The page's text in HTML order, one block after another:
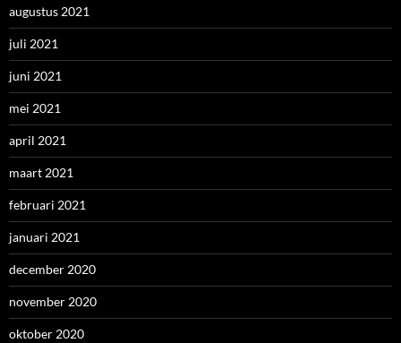
augustus 2021
juli 2021
juni 2021
mei 2021
april 2021
maart 2021
februari 2021
januari 2021
december 2020
november 2020
oktober 2020